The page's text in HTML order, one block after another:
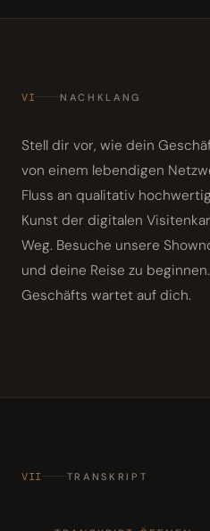
VI NACHKLANG
Stell dir vor, wie dein
von einem lebendigen
Fluss an qualitativ
Kunst der digitalen
Weg. Besuche unsere
und deine Reise zu
Geschäfts wartet auf dich.
VII TRANSKRIPT